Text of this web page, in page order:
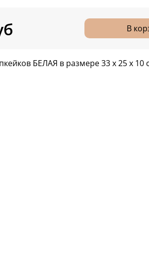
В
БЕЛАЯ в размере 33 х 25 х 10